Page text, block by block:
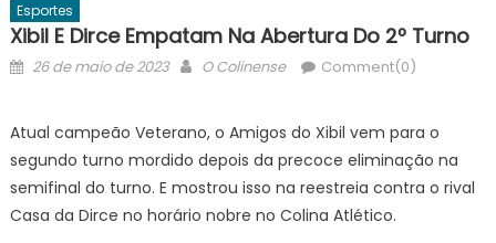
Esportes
Xibil E Dirce Empatam Na Abertura Do 2º Turno
Posted
26 de maio de 2023 Author
O Colinense Comment(0)
Atual campeão Veterano, o Amigos do Xibil vem para o
segundo turno mordido depois da precoce eliminação na
semifinal do turno. E mostrou isso na reestreia contra o rival
Casa da Dirce no horário nobre no Colina Atlético.